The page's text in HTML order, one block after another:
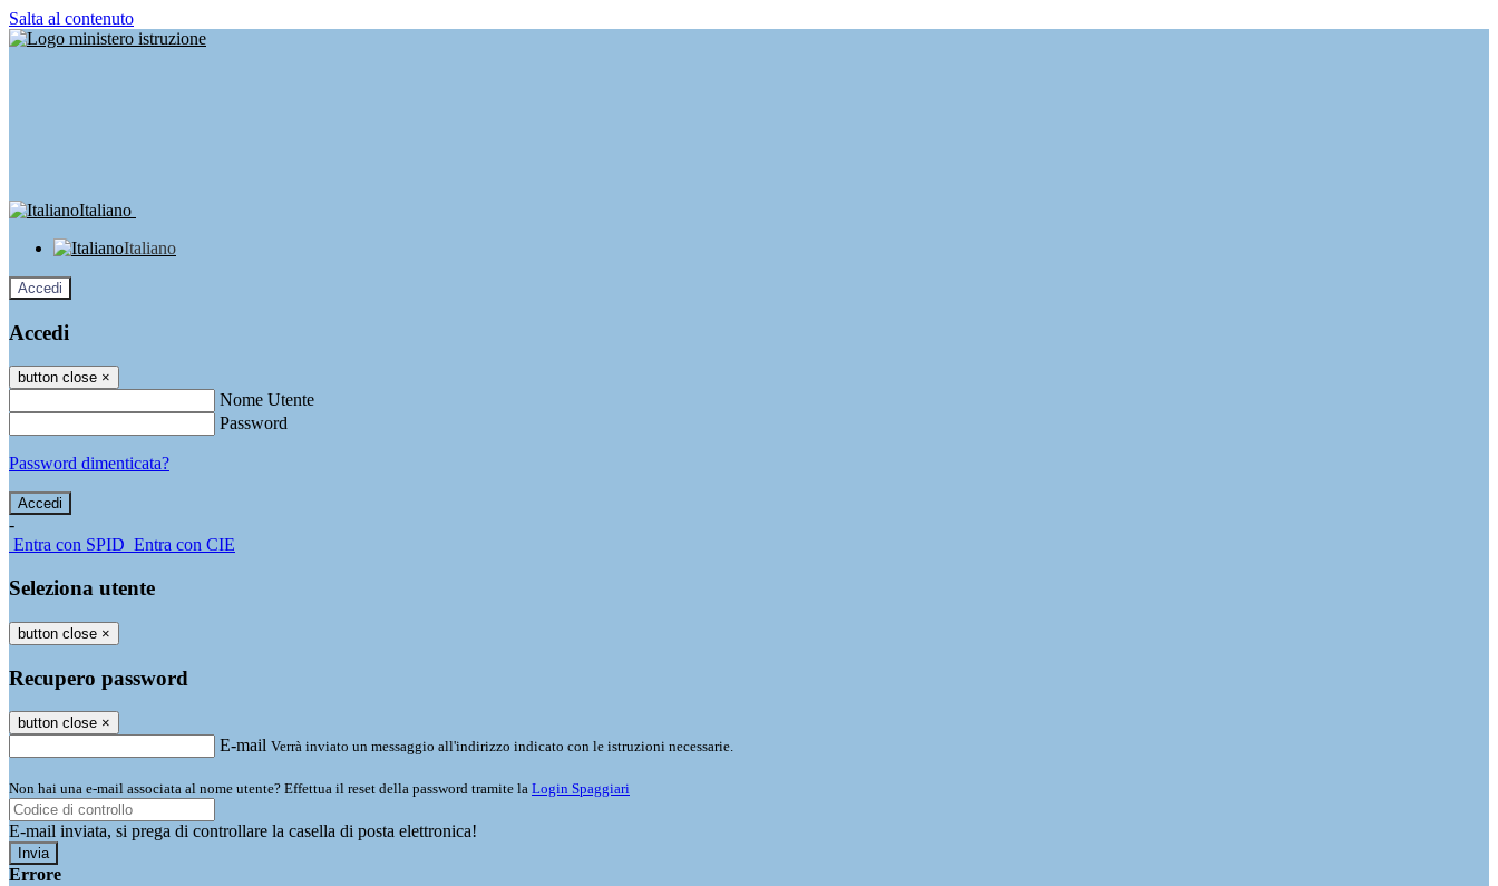
Salta al contenuto
Italiano
Italiano
Accedi
Accedi
button close ×
Nome Utente
Password
Password dimenticata?
-
Entra con SPID Entra con CIE
Seleziona utente
button close ×
Recupero password
button close ×
E-mail Verrà inviato un messaggio all'indirizzo indicato con le istruzioni necessarie.
Non hai una e-mail associata al nome utente? Effettua il reset della password tramite la Login Spaggiari
E-mail inviata, si prega di controllare la casella di posta elettronica!
Errore